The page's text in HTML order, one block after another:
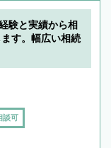
験と実績から相
す。幅広い相続
談可